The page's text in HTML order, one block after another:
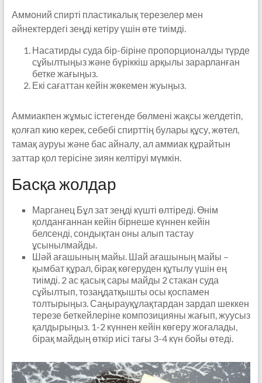
Аммоний спирті пластикалық терезелер мен
әйнектердегі зеңді кетіру үшін өте тиімді.
Насатирды суда бір-біріне пропорционалды түрде
сұйылтыңыз және бүріккіш арқылы зарарланған
бетке жағыңыз.
Екі сағаттан кейін жөкемен жуыңыз.
Аммиакпен жұмыс істегенде бөлмені жақсы желдетіп,
қолғап кию керек, себебі спирттің булары құсу, жөтел,
тамақ ауруы және бас айналу, ал аммиак құрайтын
заттар қол терісіне зиян келтіруі мүмкін.
Басқа жолдар
Марганец Бұл зат зеңді күшті өлтіреді. Өнім
қолданғаннан кейін бірнеше күннен кейін
белсенді, сондықтан оны алып тастау
ұсынылмайды.
Шәй ағашының майы. Шай ағашының майы –
қымбат құрал, бірақ көгеруден құтылу үшін ең
тиімді. 2 ас қасық сары майды 2 стакан суда
сұйылтып, тозаңдатқышты осы қоспамен
толтырыңыз. Саңырауқұлақтардан зардап шеккен
терезе беткейлеріне композицияны жағып, жуусыз
қалдырыңыз. 1-2 күннен кейін көгеру жоғалады,
бірақ майдың өткір иісі тағы 3-4 күн бойы өтеді.